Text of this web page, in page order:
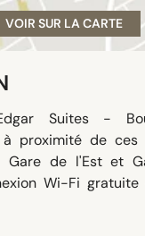
VOIR SUR LA CARTE
Edgar Suites -
proximité de ces
Gare de l'Est et
Wi-Fi